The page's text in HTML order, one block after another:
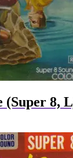
(Super 8,